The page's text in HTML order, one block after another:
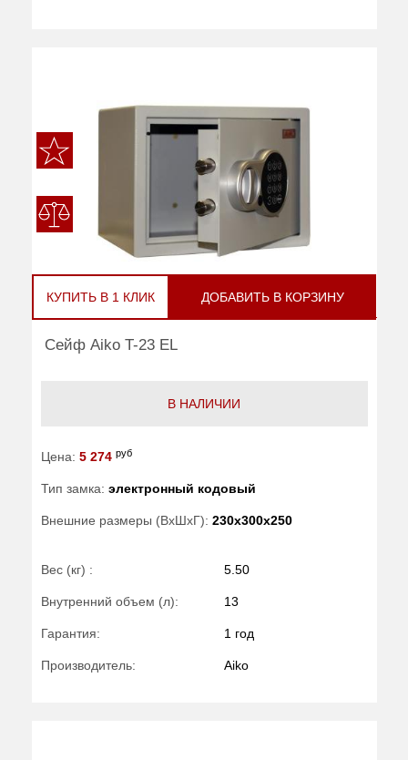
КУПИТЬ В 1 КЛИК ДОБАВИТЬ В КОРЗИНУ
Сейф Aiko T-23 EL
В НАЛИЧИИ
Цена: 5 274 руб
Тип замка: электронный кодовый
Внешние размеры (ВхШхГ): 230x300x250
Вес (кг) : 5.50
Внутренний объем (л): 13
Гарантия: 1 год
Производитель: Aiko